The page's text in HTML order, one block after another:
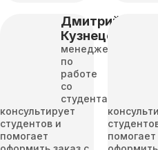
Дмитрий
Кузнецов
менеджер
по
работе
со
студентами
консультирует
студентов и
помогает
помогает